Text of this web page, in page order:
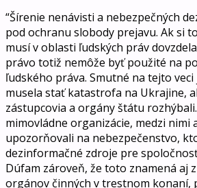
“Šírenie nenávisti a nebezpečných
pod ochranu slobody prejavu. Ak si
musí v oblasti ľudských práv
právo totiž nemôže byť použité na
ľudského práva. Smutné na tejto veci
musela stať katastrofa na Ukrajine,
zástupcovia a orgány štátu
mimovládne organizácie, medzi nimi
upozorňovali na nebezpečenstvo,
dezinformačné zdroje pre
Dúfam zároveň, že toto znamená aj
orgánov činných v trestnom konaní,